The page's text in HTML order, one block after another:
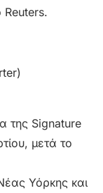
Reuters.
της Signature
μετά το
Υόρκης και